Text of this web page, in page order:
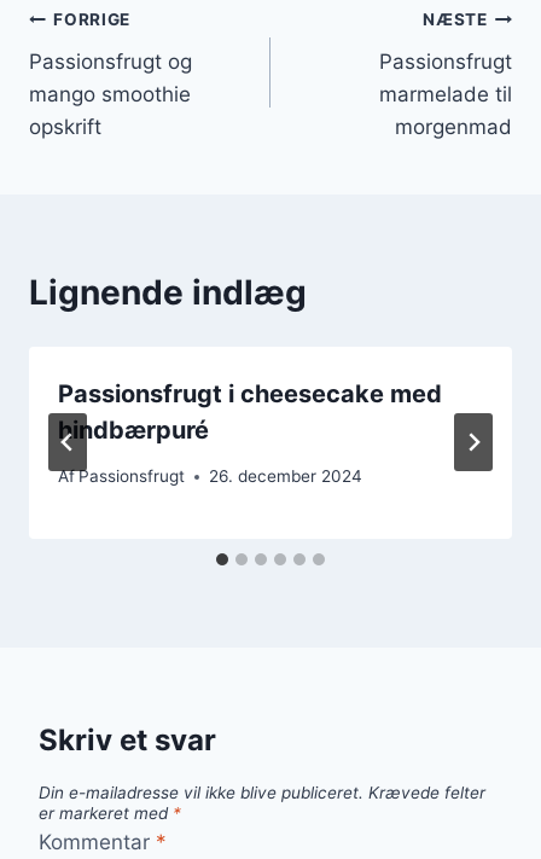
Indlægsnavigation
FORRIGE
Passionsfrugt og
mango smoothie
opskrift
NÆSTE
Passionsfrugt
marmelade til
morgenmad
Lignende indlæg
Passionsfrugt i cheesecake med
hindbærpuré
AfPassionsfrugt 26. december 2024
Skriv et svar
Din e-mailadresse vil ikke blive publiceret. Krævede felter
er markeret med *
Kommentar *